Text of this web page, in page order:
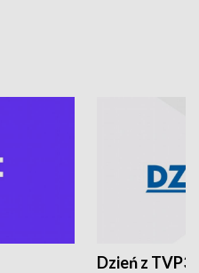
Dzień z TVP3